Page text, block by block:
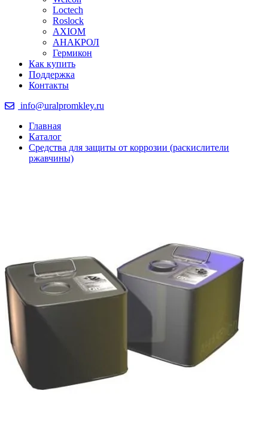
Loctech
Roslock
AXIOM
АНАКРОЛ
Гермикон
Как купить
Поддержка
Контакты
info@uralpromkley.ru
Главная
Каталог
Средства для защиты от коррозии (раскислители
ржавчины)